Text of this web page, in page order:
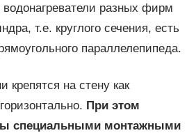
водонагреватели разных фирм
т.е. круглого сечения, есть
параллелепипеда.
крепятся на стену как
При этом
специальными монтажными